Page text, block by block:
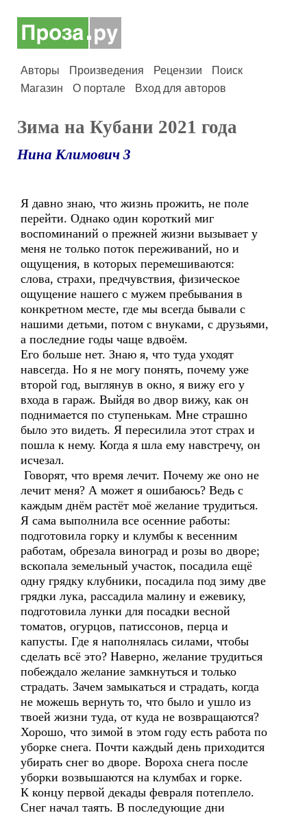
Авторы Произведения Рецензии
Поиск
Магазин
О портале Вход для авторов
Зима на Кубани 2021 года
Нина Климович 3
Я давно знаю, что жизнь прожить, не поле
перейти. Однако один короткий миг
воспоминаний о прежней жизни вызывает у
меня не только поток переживаний, но и
ощущения, в которых перемешиваются:
слова, страхи, предчувствия, физическое
ощущение нашего с мужем пребывания в
конкретном месте, где мы всегда бывали с
нашими детьми, потом с внуками, с друзьями,
а последние годы чаще вдвоём.
Его больше нет. Знаю я, что туда уходят
навсегда. Но я не могу понять, почему уже
второй год, выглянув в окно, я вижу его у
входа в гараж. Выйдя во двор вижу, как он
поднимается по ступенькам. Мне страшно
было это видеть. Я пересилила этот страх и
пошла к нему. Когда я шла ему навстречу, он
исчезал.
Говорят, что время лечит. Почему же оно не
лечит меня? А может я ошибаюсь? Ведь с
каждым днём растёт моё желание трудиться.
Я сама выполнила все осенние работы:
подготовила горку и клумбы к весенним
работам, обрезала виноград и розы во дворе;
вскопала земельный участок, посадила ещё
одну грядку клубники, посадила под зиму две
грядки лука, рассадила малину и ежевику,
подготовила лунки для посадки весной
томатов, огурцов, патиссонов, перца и
капусты. Где я наполнялась силами, чтобы
сделать всё это? Наверно, желание трудиться
побеждало желание замкнуться и только
страдать. Зачем замыкаться и страдать, когда
не можешь вернуть то, что было и ушло из
твоей жизни туда, от куда не возвращаются?
Хорошо, что зимой в этом году есть работа по
уборке снега. Почти каждый день приходится
убирать снег во дворе. Вороха снега после
уборки возвышаются на клумбах и горке.
К концу первой декады февраля потеплело.
Снег начал таять. В последующие дни